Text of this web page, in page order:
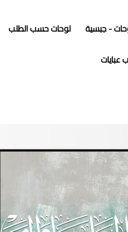
- جبسية لوحات حسب الطلب
عبايات